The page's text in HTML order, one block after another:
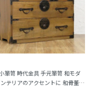
箪笥 時代金具 手元箪笥 和モダ
テリアのアクセントに 和骨董